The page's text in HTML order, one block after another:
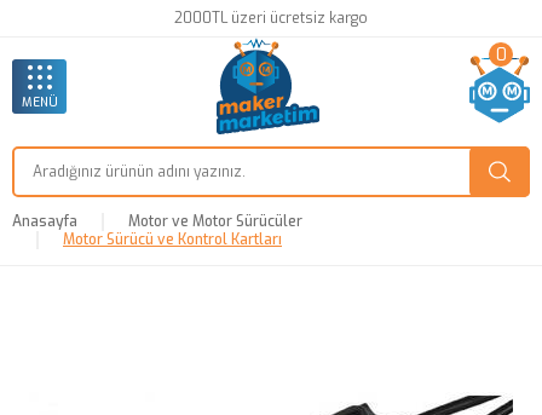
2000TL üzeri ücretsiz kargo
MENÜ
0
Anasayfa
Motor ve Motor Sürücüler
Motor Sürücü ve Kontrol Kartları